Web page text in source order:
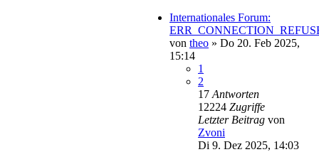
Internationales Forum:
von theo » Do 20. Feb 2025,
15:14
1
2
17 Antworten
12224 Zugriffe
Letzter Beitrag von
Zvoni
Di 9. Dez 2025, 14:03